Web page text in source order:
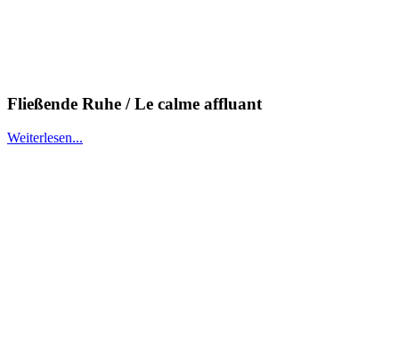
Fließende Ruhe / Le calme affluant
Weiterlesen...